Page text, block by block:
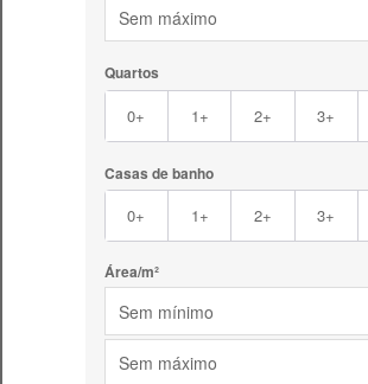
Sem máximo
Quartos
0+ 1+ 2+ 3+
Casas de banho
0+ 1+ 2+ 3+
Área/m²
Sem mínimo
Sem máximo